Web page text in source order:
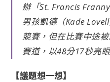
e
b
o
o
e
t
t
e
r
y
L
i
n
n
t
辦「St. Francis
男孩凱德（Kade
競賽，但在比賽中途被
賽道，以48分17秒亮
【議題想一想】